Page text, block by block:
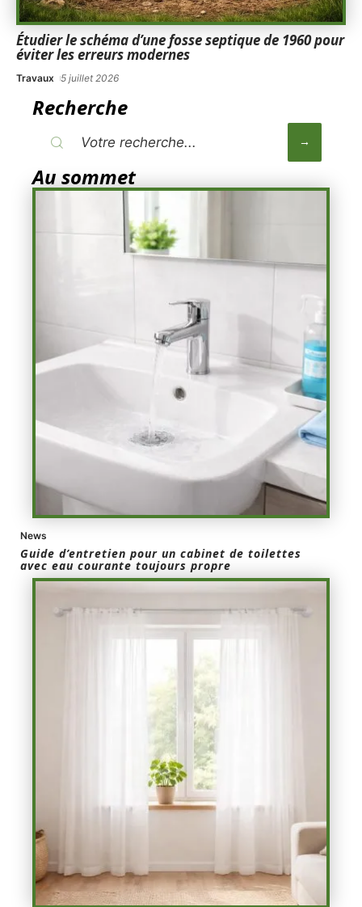
Étudier le schéma d’une fosse septique de 1960 pour
éviter les erreurs modernes
Travaux 5 juillet 2026
Recherche
Au sommet
News
Guide d’entretien pour un cabinet de toilettes
avec eau courante toujours propre